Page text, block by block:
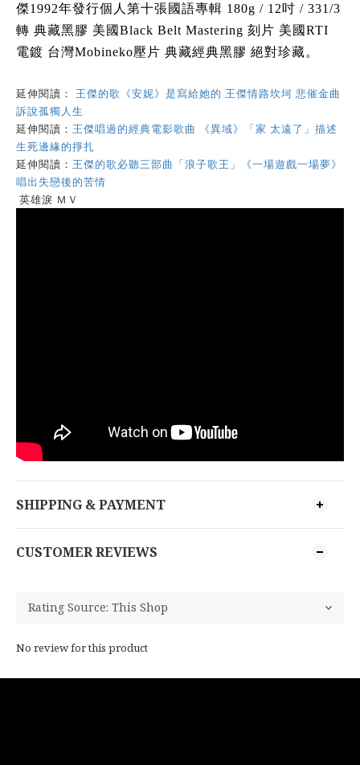
傑1992年發行個人第十張國語專輯 180g / 12吋 / 331/3
轉 典藏黑膠 美國Black Belt Mastering 刻片 美國RTI
電鍍 台灣Mobineko壓片 典藏經典黑膠 絕對珍藏。
延伸閱讀： 王傑的歌《安妮》是寫給她的 王傑情路坎坷 悲催金曲
訴說孤獨人生
延伸閱讀： 王傑唱過的經典電影歌曲 《異域》「家 太遠了」描述
生死邊緣的掙扎
延伸閱讀： 王傑的歌必聽三部曲「浪子歌王」《一場遊戲一場夢》
唱出失戀後的苦情
英雄淚 ＭＶ
SHIPPING & PAYMENT
CUSTOMER REVIEWS
No review for this product